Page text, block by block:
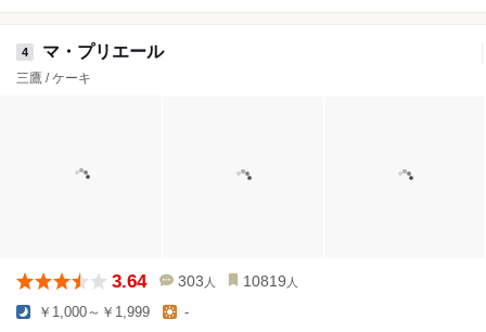
4 マ・プリエール
三鷹 / ケーキ
3.64 303 人 10819 人
￥1,000～￥1,999 -